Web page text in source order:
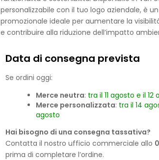
personalizzabile con il tuo logo aziendale, è
promozionale ideale per aumentare la
e contribuire alla riduzione dell’impatto
Data di consegna prevista
Se ordini oggi:
Merce neutra: tra il 11 agosto e il 12
Merce personalizzata: tra il 14
agosto
Hai bisogno di una consegna tassativa?
Contatta il nostro ufficio commerciale allo
prima di completare l’ordine.